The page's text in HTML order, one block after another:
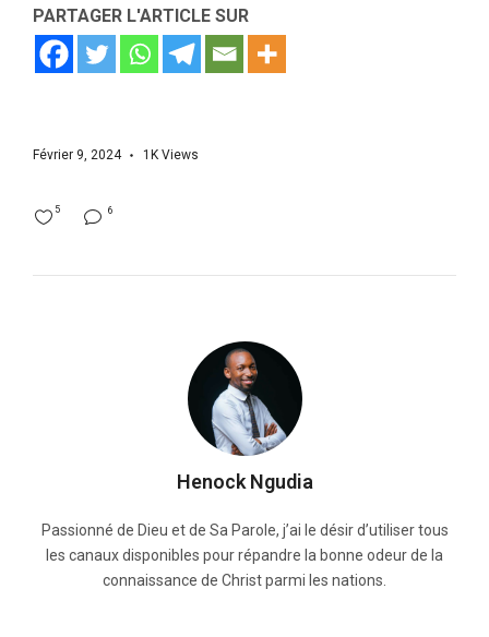
PARTAGER L'ARTICLE SUR
Février 9, 2024 1K Views
6
5
Henock Ngudia
Passionné de Dieu et de Sa Parole, j’ai le désir d’utiliser tous
les canaux disponibles pour répandre la bonne odeur de la
connaissance de Christ parmi les nations.